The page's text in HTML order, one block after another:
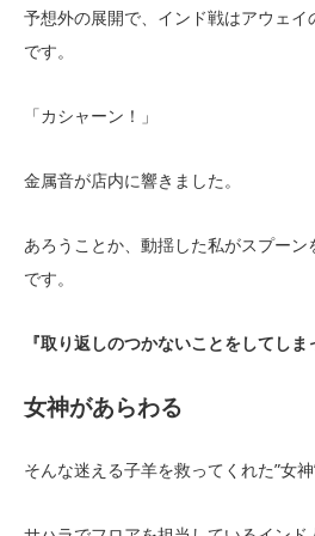
予想外の展開で、インド戦はアウェ
です。
「カシャーン！」
金属音が店内に響きました。
あろうことか、動揺した私がスプー
です。
『取り返しのつかないことをしてしま
女神があらわる
そんな迷える子羊を救ってくれた”女神